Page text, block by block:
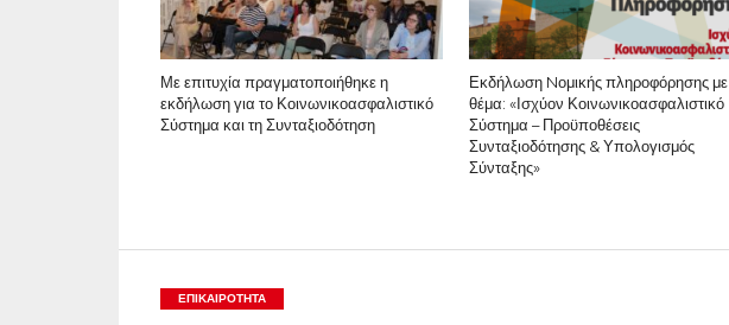
Με επιτυχία πραγματοποιήθηκε η
εκδήλωση για το Κοινωνικοασφαλιστικό
Σύστημα και τη Συνταξιοδότηση
Εκδήλωση Nομικής πληροφόρησης με
θέμα: «Ισχύον Κοινωνικοασφαλιστικό
Σύστημα – Προϋποθέσεις
Συνταξιοδότησης & Υπολογισμός
Σύνταξης»
ΕΠΙΚΑΙΡΟΤΗΤΑ